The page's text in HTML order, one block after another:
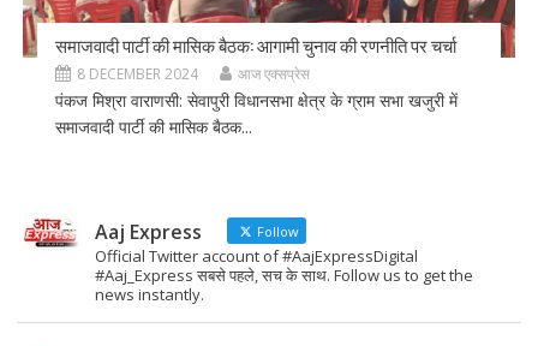
समाजवादी पार्टी की मासिक बैठक: आगामी चुनाव की रणनीति पर चर्चा
8 DECEMBER 2024 आज एक्सप्रेस
पंकज मिश्रा वाराणसी: सेवापुरी विधानसभा क्षेत्र के ग्राम सभा खजुरी में
समाजवादी पार्टी की मासिक बैठक...
Aaj Express Follow
Official Twitter account of #AajExpressDigital
#Aaj_Express सबसे पहले, सच के साथ. Follow us to get the
news instantly.